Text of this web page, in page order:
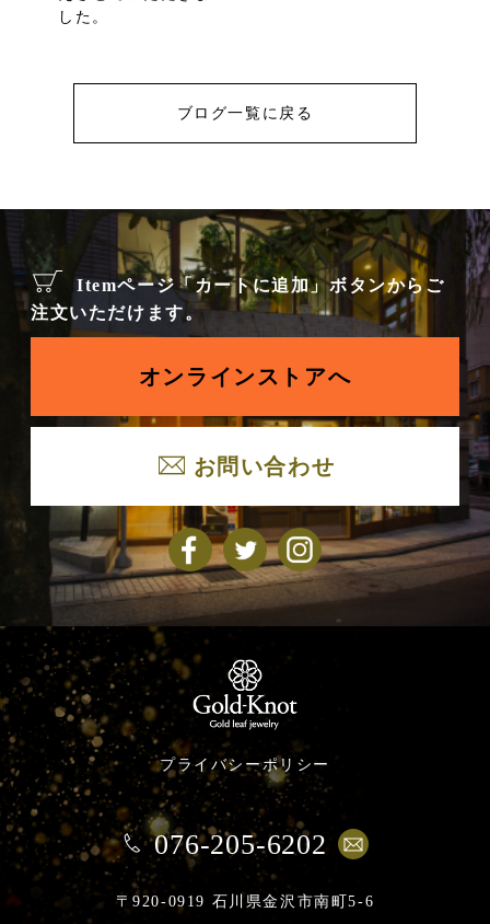
した。
ブログ一覧に戻る
Itemページ「カートに追加」ボタンからご
注文いただけます。
オンラインストアへ
お問い合わせ
プライバシーポリシー
076-205-6202
〒920-0919 石川県金沢市南町5-6